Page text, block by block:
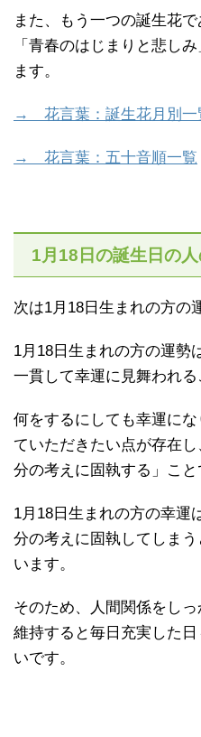
また、もう一つの誕生花
「青春のはじまりと悲し
ます。
→ 花言葉：誕生花月別一
→ 花言葉：五十音順一覧
1月18日の誕生日の
次は1月18日生まれの方の
1月18日生まれの方の運勢
一貫して幸運に見舞われる
何をするにしても幸運に
ていただきたい点が存在
分の考えに固執する」こと
1月18日生まれの方の幸運
分の考えに固執してしま
います。
そのため、人間関係をし
維持すると毎日充実した
いです。